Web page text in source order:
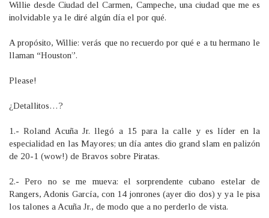
Willie desde Ciudad del Carmen, Campeche, una ciudad que me es
inolvidable ya le diré algún día el por qué.
A propósito, Willie: verás que no recuerdo por qué e a tu hermano le
llaman “Houston”.
Please!
¿Detallitos…?
1.- Roland Acuña Jr. llegó a 15 para la calle y es líder en la
especialidad en las Mayores; un día antes dio grand slam en palizón
de 20-1 (wow!) de Bravos sobre Piratas.
2.- Pero no se me mueva: el sorprendente cubano estelar de
Rangers, Adonis García, con 14 jonrones (ayer dio dos) y ya le pisa
los talones a Acuña Jr., de modo que a no perderlo de vista.